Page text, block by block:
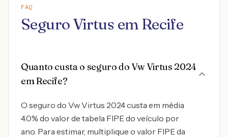
FAQ
Seguro Virtus em Recife
Quanto custa o seguro do Vw Virtus 2024
em Recife?
O seguro do Vw Virtus 2024 custa em média
4.0% do valor de tabela FIPE do veículo por
ano. Para estimar, multiplique o valor FIPE da